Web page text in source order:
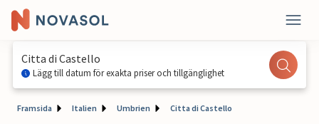
Citta di Castello
Lägg till datum för exakta priser och tillgänglighet
Framsida Italien Umbrien Citta di Castello